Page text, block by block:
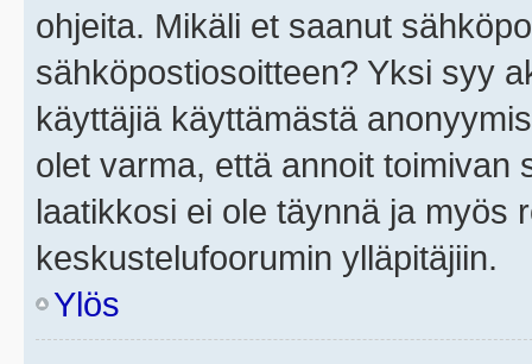
ohjeita. Mikäli et saanut
sähköpostiosoitteen? Yksi syy
käyttäjiä käyttämästä
olet varma, että annoit toimivan
laatikkosi ei ole täynnä ja myös
keskustelufoorumin ylläpitäjiin.
Ylös